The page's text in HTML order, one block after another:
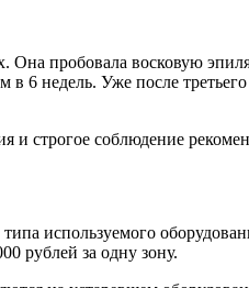
Она пробовала восковую
недель. Уже после
строгое соблюдение
используемого
рублей за одну зону.